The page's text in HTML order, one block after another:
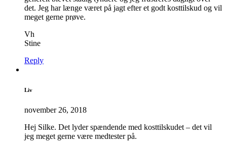
det. Jeg har længe været på jagt efter et godt kosttilskud og vil
meget gerne prøve.
Vh
Stine
Reply
Liv
november 26, 2018
Hej Silke. Det lyder spændende med kosttilskudet – det vil
jeg meget gerne være medtester på.